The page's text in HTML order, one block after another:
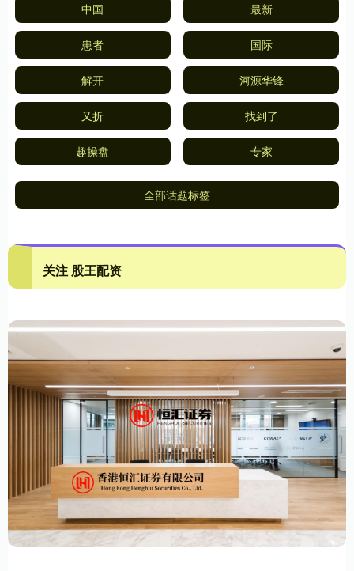
中国 最新
患者 国际
解开 河源华锋
又折 找到了
趣操盘 专家
全部话题标签
关注 股王配资